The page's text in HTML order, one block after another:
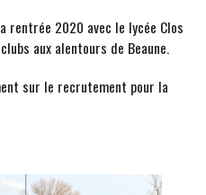
2020 avec le lycée Clos
aux alentours de Beaune.
sur le recrutement pour la